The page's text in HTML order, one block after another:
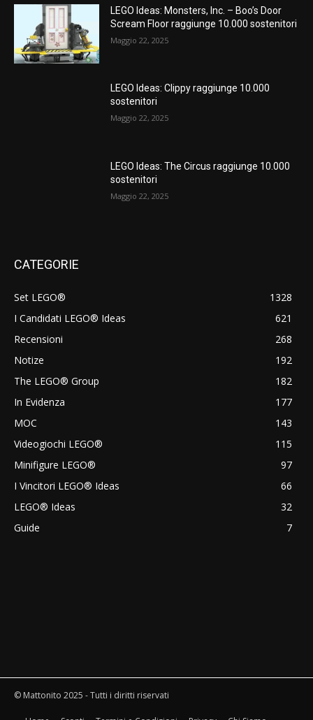
LEGO Ideas: Monsters, Inc. – Boo’s Door
Scream Floor raggiunge 10.000 sostenitori
Maggio 22, 2025
LEGO Ideas: Clippy raggiunge 10.000
sostenitori
Maggio 22, 2025
LEGO Ideas: The Circus raggiunge 10.000
sostenitori
Maggio 22, 2025
CATEGORIE
Set LEGO®
1328
I Candidati LEGO® Ideas
621
Recensioni
268
Notize
192
The LEGO® Group
182
In Evidenza
177
MOC
143
Videogiochi LEGO®
115
Minifigure LEGO®
97
I Vincitori LEGO® Ideas
66
LEGO® Ideas
32
Guide
7
© Mattonito 2025 - Tutti i diritti riservati